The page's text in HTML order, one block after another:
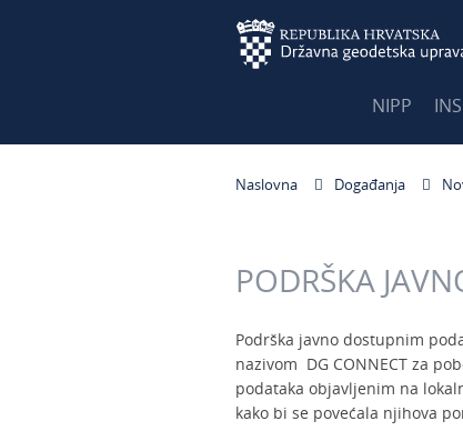
NIPP
Naslovna Događanja
PODRŠKA
Podrška javno dostupnim
nazivom DG CONNECT za
podataka objavljenim na
kako bi se povećala njihova